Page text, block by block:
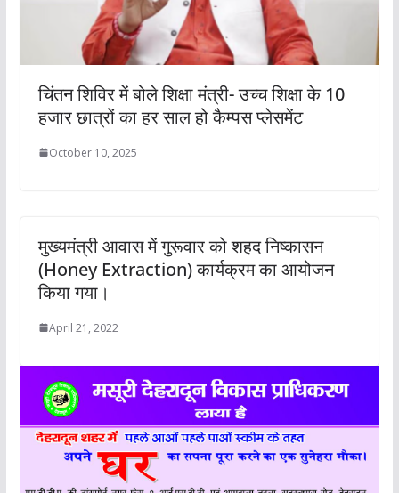
चिंतन शिविर में बोले शिक्षा मंत्री- उच्च शिक्षा के 10
हजार छात्रों का हर साल हो कैम्पस प्लेसमेंट
October 10, 2025
मुख्यमंत्री आवास में गुरूवार को शहद निष्कासन
(Honey Extraction) कार्यक्रम का आयोजन
किया गया।
April 21, 2022